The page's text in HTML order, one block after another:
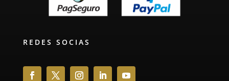
REDES SOCIAS